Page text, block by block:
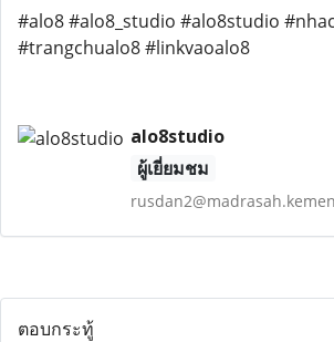
#alo8 #alo8_studio #alo8studio
#trangchualo8 #linkvaoalo8
alo8studio
ผู้เยี่ยมชม
ตอบกระทู้